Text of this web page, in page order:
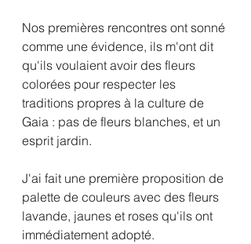
Nos premières rencontres ont sonné
comme une évidence, ils m'ont dit
qu'ils voulaient avoir des fleurs
colorées pour respecter les
traditions propres à la culture de
Gaia : pas de fleurs blanches, et un
esprit jardin.
J'ai fait une première proposition de
palette de couleurs avec des fleurs
lavande, jaunes et roses qu'ils ont
immédiatement adopté.